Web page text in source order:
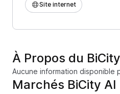
Site internet
À Propos du
Aucune information disponible
Marchés BiCity